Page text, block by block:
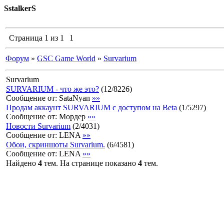
SstalkerS
Страница 1 из 1 1
Форум » GSC Game World » Survarium
Survarium
SURVARIUM - что же это? (12/8226)
Сообщение от: SataNyan »»
Продам аккаунт SURVARIUM с доступом на Beta (1/5297)
Сообщение от: Мордер »»
Новости Survarium (2/4031)
Сообщение от: LENA »»
Обои, скриншоты Survarium. (6/4581)
Сообщение от: LENA »»
Найдено 4 тем. На странице показано 4 тем.